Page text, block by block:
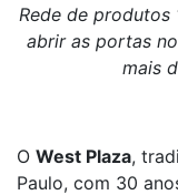
Rede de produtos
abrir as portas
mais
O West Plaza,
Paulo, com 30